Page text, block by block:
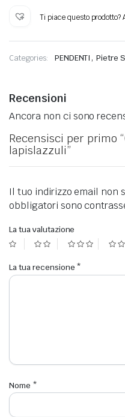
quantità
Ti piace questo
Categories: PENDENTI ,Pietre
Recensioni
Ancora non ci sono
Recensisci per primo
lapislazzuli”
Il tuo indirizzo email non
obbligatori sono
La tua valutazione
La tua recensione *
Nome *